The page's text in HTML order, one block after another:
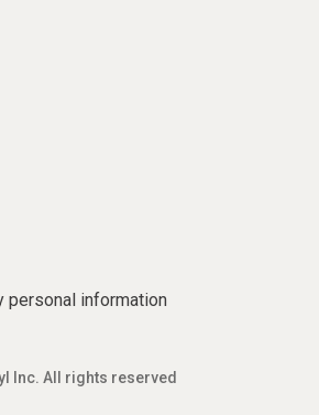
personal information
Inc. All rights reserved